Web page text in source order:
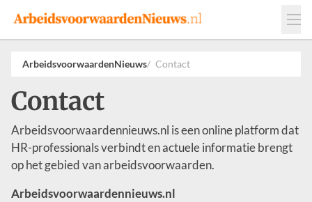
Events
Adverteren
Leveranciers
Contact
ArbeidsvoorwaardenNieuws Contact
Contact
Arbeidsvoorwaardennieuws.nl is een online platform dat
HR-professionals verbindt en actuele informatie brengt
op het gebied van arbeidsvoorwaarden.
Arbeidsvoorwaardennieuws.nl